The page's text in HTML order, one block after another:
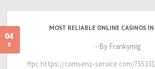
04
8
MOST RELIABLE ONLINE CASINOS
- By Frankymig
ffpc https://comsenz-service.com/